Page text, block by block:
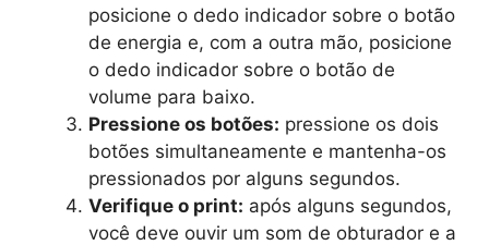
posicione o dedo indicador sobre o botão
de energia e, com a outra mão, posicione
o dedo indicador sobre o botão de
volume para baixo.
Pressione os botões: pressione os dois
botões simultaneamente e mantenha-os
pressionados por alguns segundos.
Verifique o print: após alguns segundos,
você deve ouvir um som de obturador e a